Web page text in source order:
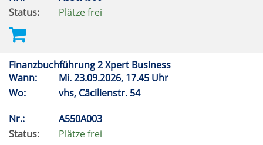
Status:
Plätze frei
Finanzbuchführung 2 Xpert Business
Wann:
Mi.23.09.2026, 17.45 Uhr
Wo:
vhs, Cäcilienstr. 54
Nr.:
A550A003
Status:
Plätze frei